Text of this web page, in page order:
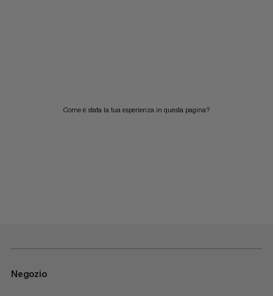
Come è stata la tua esperienza in questa pagina?
Negozio